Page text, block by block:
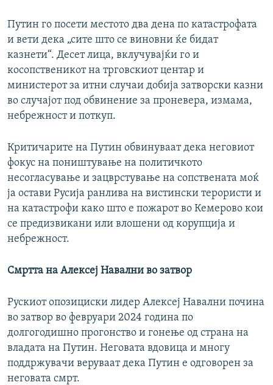
Путин го посети местото два дена по катастрофата
и вети дека „сите што се виновни ќе бидат
казнети“. Десет лица, вклучувајќи го и
косопственикот на трговскиот центар и
министерот за итни случаи добија затворски казни
во случајот под обвинение за проневера, измама,
небрежност и поткуп.
Критичарите на Путин обвинуваат дека неговиот
фокус на поништување на политичкото
несогласување и зацврстување на сопствената моќ
ја остави Русија ранлива на вистински терористи и
на катастрофи како што е пожарот во Кемерово кои
се предизвикани или влошени од корупција и
небрежност.
Смртта на Алексеј Навални во затвор
Рускиот опозициски лидер Алексеј Навални почина
во затвор во февруари 2024 година по
долгогодишно прогонство и гонење од страна на
владата на Путин. Неговата вдовица и многу
поддржувачи веруваат дека Путин е одговорен за
неговата смрт.